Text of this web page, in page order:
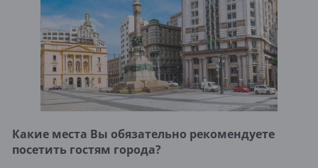
Какие места Вы обязательно рекомендуете
посетить гостям города?